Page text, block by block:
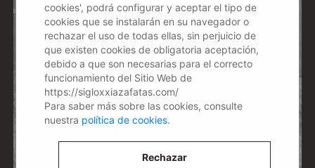
cookies', podrá configurar y aceptar el tipo de
cookies que se instalarán en su navegador o
rechazar el uso de todas ellas, sin perjuicio de
que existen cookies de obligatoria aceptación,
debido a que son necesarias para el correcto
funcionamiento del Sitio Web de
https://sigloxxiazafatas.com/
Para saber más sobre las cookies, consulte
nuestra política de cookies.
Rechazar